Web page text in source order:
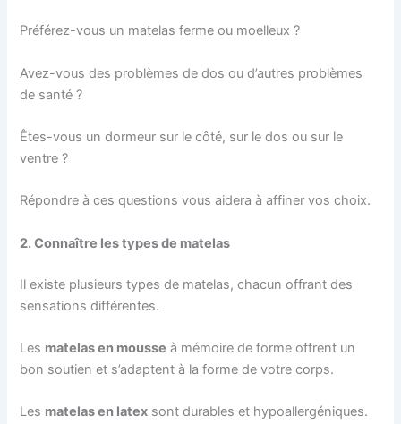
Préférez-vous un matelas ferme ou moelleux ?
Avez-vous des problèmes de dos ou d’autres problèmes
de santé ?
Êtes-vous un dormeur sur le côté, sur le dos ou sur le
ventre ?
Répondre à ces questions vous aidera à affiner vos choix.
2. Connaître les types de matelas
Il existe plusieurs types de matelas, chacun offrant des
sensations différentes.
Les matelas en mousse à mémoire de forme offrent un
bon soutien et s’adaptent à la forme de votre corps.
Les matelas en latex sont durables et hypoallergéniques.